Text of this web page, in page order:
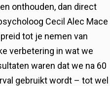
onthouden, dan direct
Cecil Alec Mace
tot je nemen van
verbetering in wat we
waren dat we na 60
gebruikt wordt – tot wel